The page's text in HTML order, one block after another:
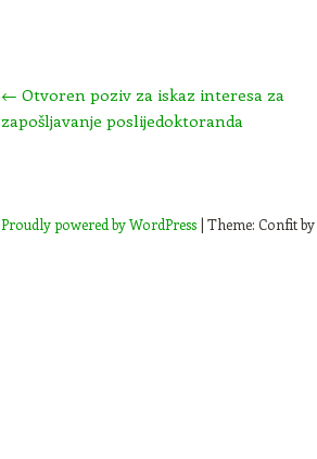
← Otvoren poziv za iskaz interesa za
zapošljavanje poslijedoktoranda
Proudly powered by WordPress | Theme: Confit by